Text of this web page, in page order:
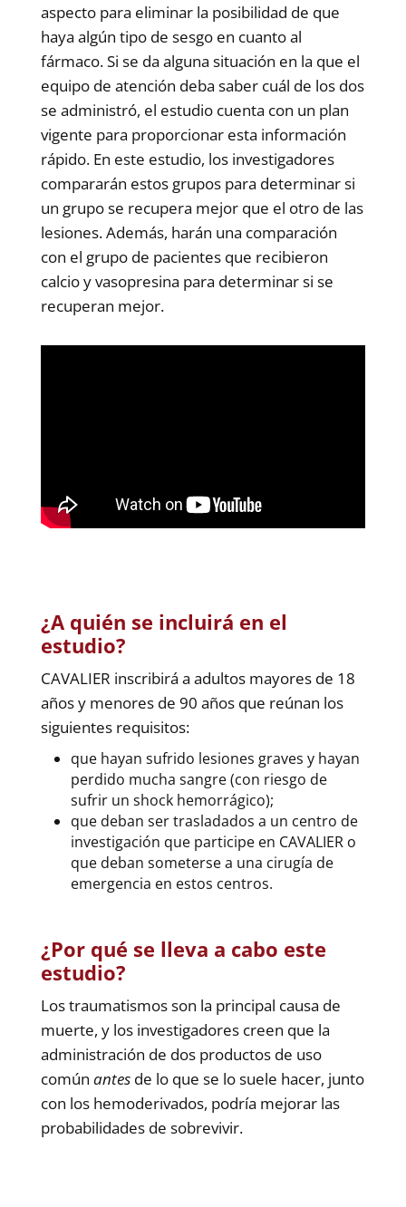
aspecto para eliminar la posibilidad de que
haya algún tipo de sesgo en cuanto al
fármaco. Si se da alguna situación en la que el
equipo de atención deba saber cuál de los dos
se administró, el estudio cuenta con un plan
vigente para proporcionar esta información
rápido. En este estudio, los investigadores
compararán estos grupos para determinar si
un grupo se recupera mejor que el otro de las
lesiones. Además, harán una comparación
con el grupo de pacientes que recibieron
calcio y vasopresina para determinar si se
recuperan mejor.
¿A quién se incluirá en el
estudio?
CAVALIER inscribirá a adultos mayores de 18
años y menores de 90 años que reúnan los
siguientes requisitos:
que hayan sufrido lesiones graves y hayan
perdido mucha sangre (con riesgo de
sufrir un shock hemorrágico);
que deban ser trasladados a un centro de
investigación que participe en CAVALIER o
que deban someterse a una cirugía de
emergencia en estos centros.
¿Por qué se lleva a cabo este
estudio?
Los traumatismos son la principal causa de
muerte, y los investigadores creen que la
administración de dos productos de uso
común antesde lo que se lo suele hacer, junto
con los hemoderivados, podría mejorar las
probabilidades de sobrevivir.